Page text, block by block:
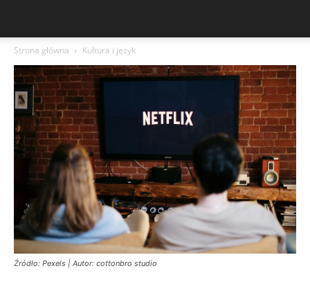
Strona główna Kultura i język
Źródło: Pexels | Autor: cottonbro studio